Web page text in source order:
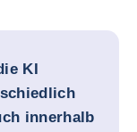
KI
innerhalb